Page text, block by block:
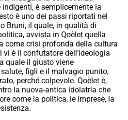
è semplicemente la
è uno dei passi riportati nel
Bruni, il quale, in qualità di
avvista in Qoèlet quella
come crisi profonda della cultura
vi è il confutatore dell’ideologia
quale il giusto viene
figli e il malvagio punito,
perché colpevole. Qoèlet è,
la nuova-antica idolatria che
come la politica, le imprese, la